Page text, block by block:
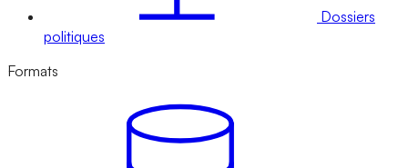
Dossiers
politiques
Formats